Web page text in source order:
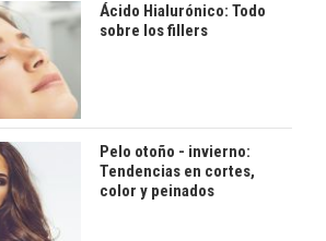
Ácido Hialurónico: Todo
sobre los fillers
Pelo otoño - invierno:
Tendencias en cortes,
color y peinados